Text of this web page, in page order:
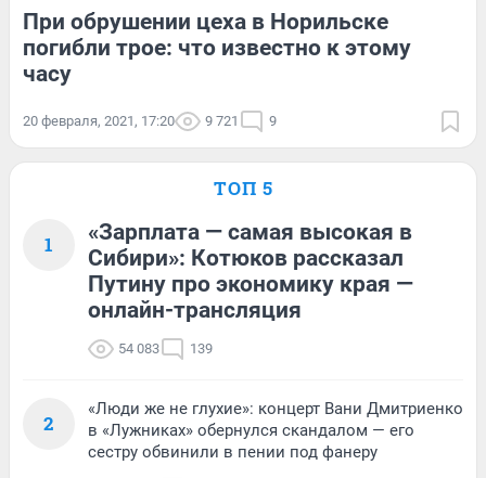
При обрушении цеха в Норильске
погибли трое: что известно к этому
часу
20 февраля, 2021, 17:20 9 721 9
ТОП 5
1
«Зарплата — самая высокая в
Сибири»: Котюков рассказал
Путину про экономику края —
онлайн-трансляция
54 083 139
2
«Люди же не глухие»: концерт Вани Дмитриенко
в «Лужниках» обернулся скандалом — его
сестру обвинили в пении под фанеру